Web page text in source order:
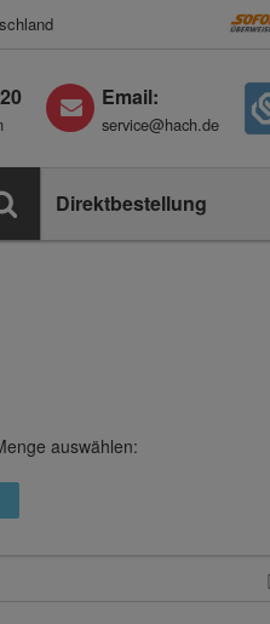
Email:
service@hach.de
Direktbestellung
auswählen: